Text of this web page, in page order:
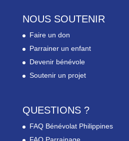
NOUS SOUTENIR
Faire un don
Parrainer un enfant
Devenir bénévole
Soutenir un projet
QUESTIONS ?
FAQ Bénévolat Philippines
FAQ Parrainage